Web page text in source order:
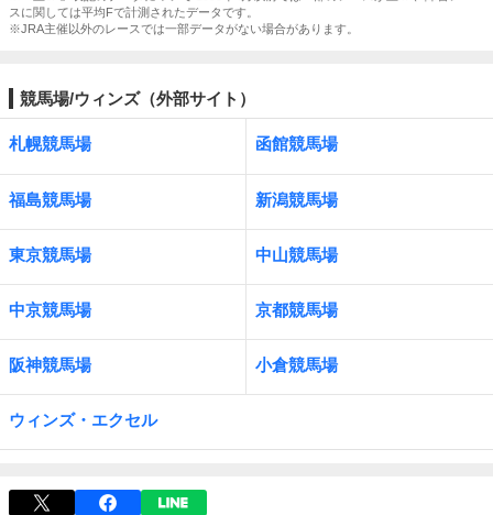
スに関しては平均Fで計測されたデータです。
※JRA主催以外のレースでは一部データがない場合があります。
競馬場/ウィンズ（外部サイト）
札幌競馬場 函館競馬場
福島競馬場 新潟競馬場
東京競馬場 中山競馬場
中京競馬場 京都競馬場
阪神競馬場 小倉競馬場
ウィンズ・エクセル